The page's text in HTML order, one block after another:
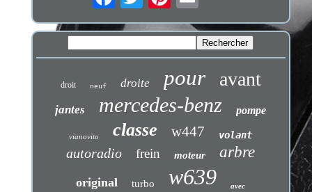
droit neuf droite pour avant
jantes mercedes-benz pompe
vianovito classe w447 volant
autoradio frein moteur arbre
original turbo w639 avec